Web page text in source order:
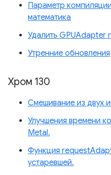
Параметр
математика
Удалить
Утренние обновления
Хром 130
Смешивание из двух
Улучшения времени
Metal.
Функция
устаревшей.